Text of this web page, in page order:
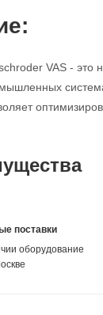
VAS - это
поставки
оборудование